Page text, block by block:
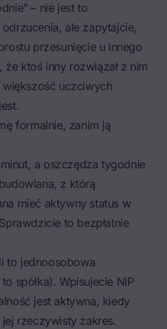
– nie jest to
ale zapytajcie,
przesunięcie u innego
ktoś inny rozwiązał z nim
uczciwych
formalnie, zanim ją
a oszczędza tygodnie
z którą
mieć aktywny status w
to bezpłatnie
to jednoosobowa
spółka). Wpisujecie NIP
jest aktywna, kiedy
jej rzeczywisty zakres.